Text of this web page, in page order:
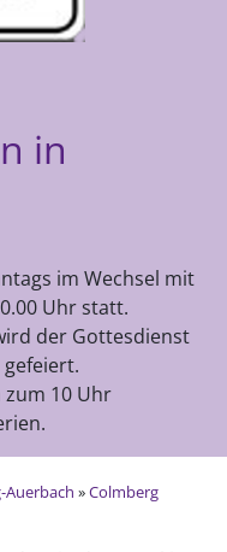
in
im Wechsel mit
Uhr statt.
der Gottesdienst
10 Uhr
Auerbach »Colmberg